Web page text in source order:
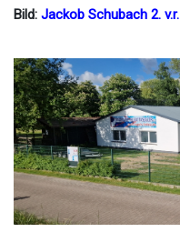
Bild: Jackob Schubach 2. v.r.